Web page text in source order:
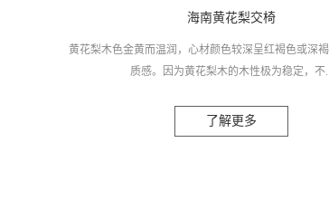
海南黄花梨交椅
黄花梨木色金黄而温润，心材颜色较深呈红褐色或深
质感。因为黄花梨木的木性极为稳定，不
管寒暑都不变形、不开裂、不弯曲，有一定的韧性，能
了解更多